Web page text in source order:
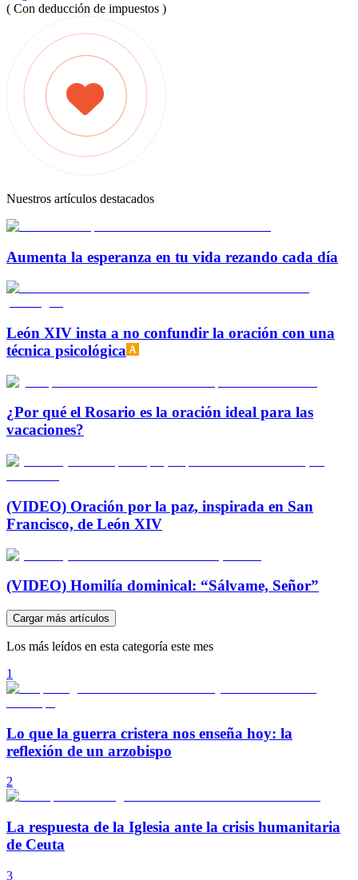
( Con deducción de impuestos )
Nuestros artículos destacados
Aumenta la esperanza en tu vida rezando cada día
León XIV insta a no confundir la oración con una
técnica psicológica
¿Por qué el Rosario es la oración ideal para las
vacaciones?
(VIDEO) Oración por la paz, inspirada en San
Francisco, de León XIV
(VIDEO) Homilía dominical: “Sálvame, Señor”
Cargar más artículos
Los más leídos en esta categoría este mes
1
Lo que la guerra cristera nos enseña hoy: la
reflexión de un arzobispo
2
La respuesta de la Iglesia ante la crisis humanitaria
de Ceuta
3